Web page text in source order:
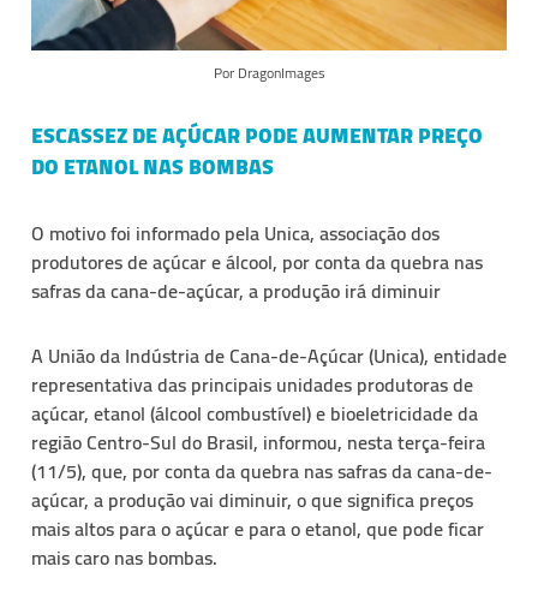
Por DragonImages
ESCASSEZ DE AÇÚCAR PODE AUMENTAR PREÇO
DO ETANOL NAS BOMBAS
O motivo foi informado pela Unica, associação dos
produtores de açúcar e álcool, por conta da quebra nas
safras da cana-de-açúcar, a produção irá diminuir
A União da Indústria de Cana-de-Açúcar (Unica), entidade
representativa das principais unidades produtoras de
açúcar, etanol (álcool combustível) e bioeletricidade da
região Centro-Sul do Brasil, informou, nesta terça-feira
(11/5), que, por conta da quebra nas safras da cana-de-
açúcar, a produção vai diminuir, o que significa preços
mais altos para o açúcar e para o etanol, que pode ficar
mais caro nas bombas.